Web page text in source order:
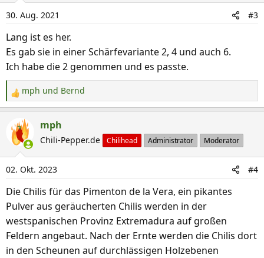
i
o
n
:
30. Aug. 2021 #3
Lang ist es her.
Es gab sie in einer Schärfevariante 2, 4 und auch 6.
Ich habe die 2 genommen und es passte.
R
e
a
k
i
o
n
n
:
mph und Bernd
mph
Chili-Pepper.de Chilihead Administrator Moderator
02. Okt. 2023 #4
Die Chilis für das Pimenton de la Vera, ein pikantes
Pulver aus geräucherten Chilis werden in der
westspanischen Provinz Extremadura auf großen
Feldern angebaut. Nach der Ernte werden die Chilis dort
in den Scheunen auf durchlässigen Holzebenen